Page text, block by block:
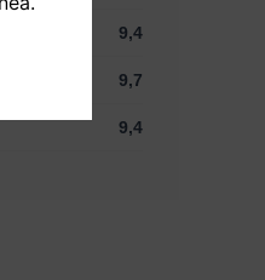
9,4
9,7
9,4